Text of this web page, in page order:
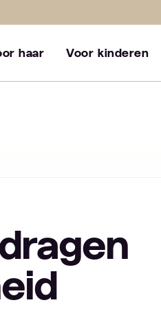
haar Voor kinderen